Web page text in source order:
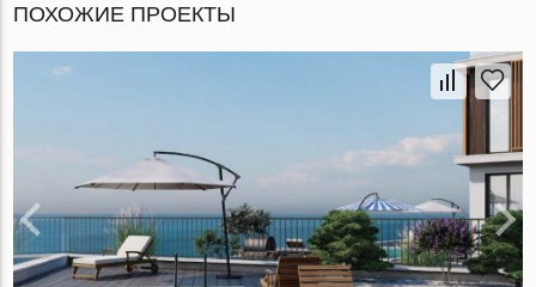
ПОХОЖИЕ ПРОЕКТЫ